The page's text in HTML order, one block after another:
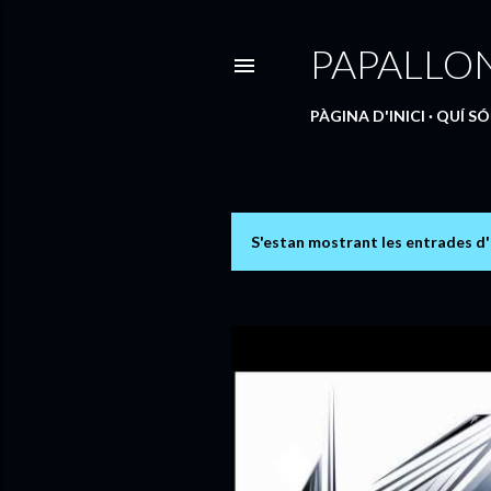
PÀGINA D'INICI QUÍ
r
S'estan mostrant les entrades